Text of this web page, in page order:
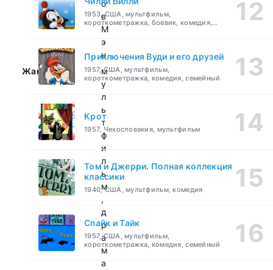
о
в
М
э
н
Жанр:
м
у
л
ь
т
ф
и
л
ь
м
,
д
р
а
м
а
1953, США, мультфильм,
короткометражка, боевик, комедия,
приключения, семейный
Приключения Вуди и его друзей
1957, США, мультфильм,
короткометражка, комедия, семейный
Крот
1957, Чехословакия, мультфильм
Том и Джерри. Полная коллекция
классики
1940, США, мультфильм, комедия
Спайк и Тайк
1957, США, мультфильм,
короткометражка, комедия, семейный